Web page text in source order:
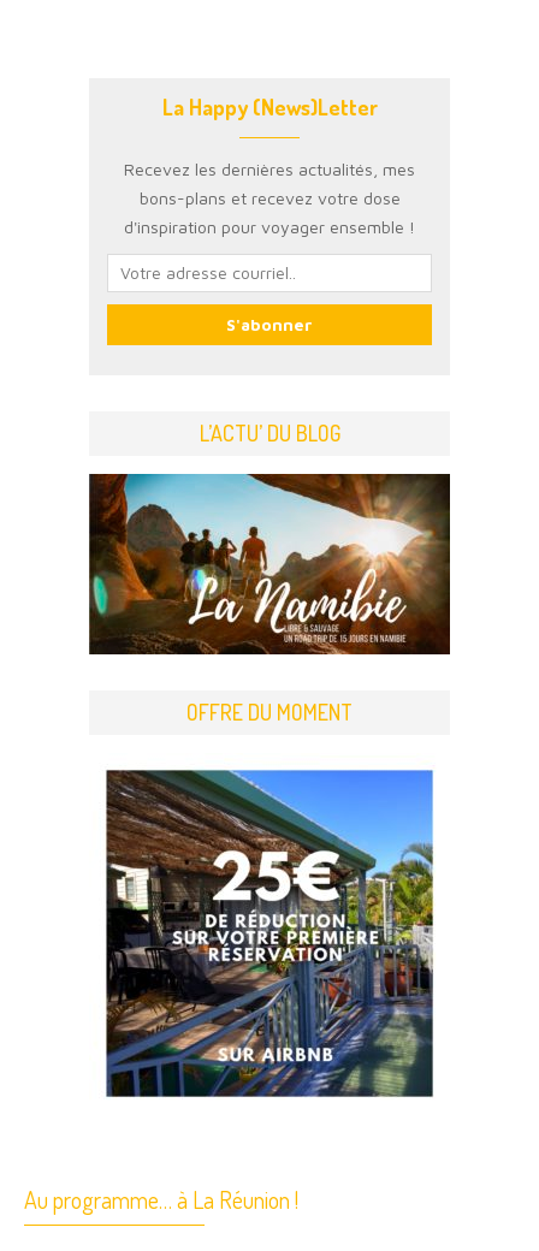
La Happy (News)Letter
Recevez les dernières actualités, mes
bons-plans et recevez votre dose
d'inspiration pour voyager ensemble !
L’ACTU’ DU BLOG
OFFRE DU MOMENT
Au programme… à La Réunion !